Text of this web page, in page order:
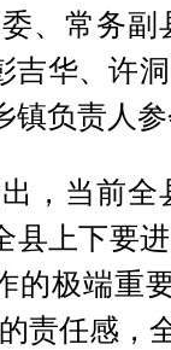
、常务副
吉华、许
镇负责人
，当前全
县上下要
的极端重
责任感，